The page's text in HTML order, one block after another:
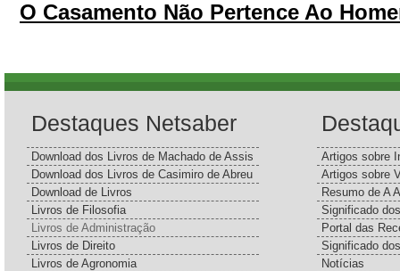
O Casamento Não Pertence Ao
Destaques Netsaber
Download dos Livros de Machado de Assis
Download dos Livros de Casimiro de Abreu
Download de Livros
Livros de Filosofia
Livros de Administração
Livros de Direito
Livros de Agronomia
Artigos sobre
Artigos sobre
Resumo de A
Significado
Portal das
Significado
Notícias